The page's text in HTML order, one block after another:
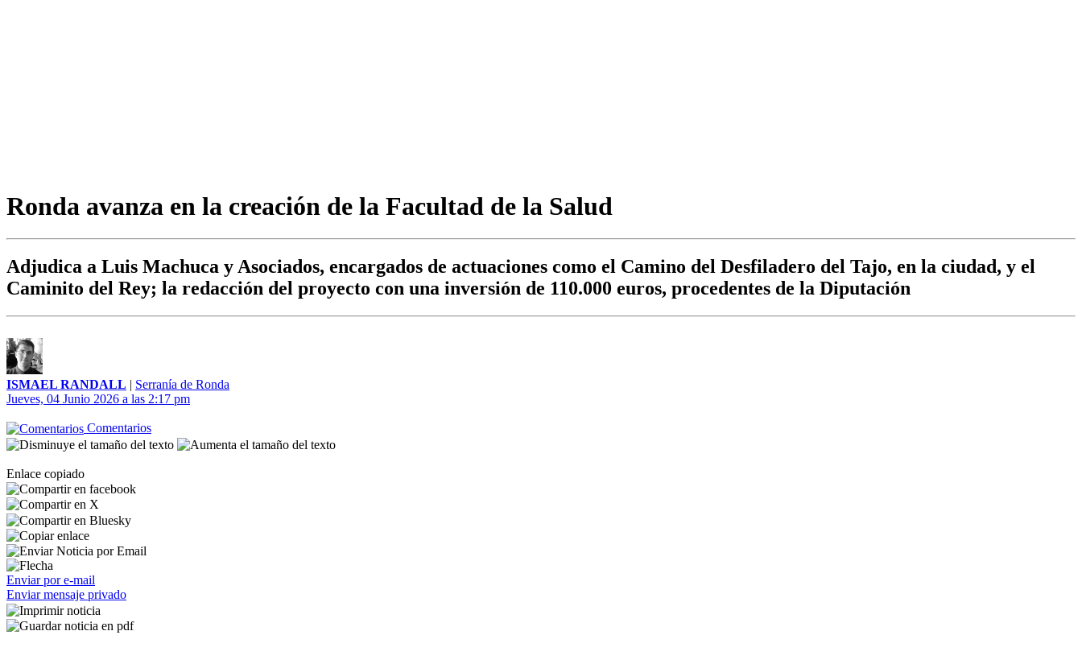
Ronda avanza en la creación de la Facultad de la Salud
Adjudica a Luis Machuca y Asociados, encargados de actuaciones como el Camino del Desfiladero del Tajo, en la ciudad, y el
Caminito del Rey; la redacción del proyecto con una inversión de 110.000 euros, procedentes de la Diputación
ISMAEL RANDALL | Serranía de Ronda
Jueves, 04 Junio 2026 a las 2:17 pm
Comentarios
Enlace copiado
Enviar por e-mail
Enviar mensaje privado